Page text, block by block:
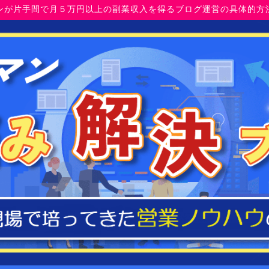
が片手間で月５万円以上の副業収入を得るブログ運営の具体的方